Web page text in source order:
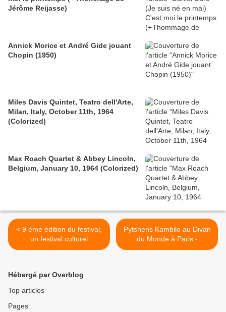
Jérôme Reijasse)
Annick Morice et André Gide jouant
Chopin (1950)
Miles Davis Quintet, Teatro dell'Arte,
Milan, Italy, October 11th, 1964
(Colorized)
Max Roach Quartet & Abbey Lincoln,
Belgium, January 10, 1964 (Colorized)
< 9 éme édition du festival,
un festival culturel
Traversees Africaines à
Pytshens Kambilo au Divan
du Monde à Paris -
novembre 2010 >
Hébergé par Overblog
Top articles
Pages